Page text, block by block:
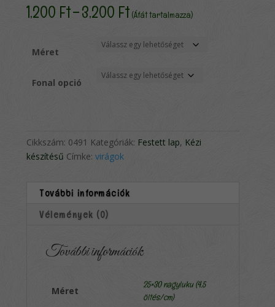
1,200 Ft–3,200 FtÁrtartomány:
1,200 Ft
-
3,200 Ft
(Áfát tartalmazza)
Méret
Fonal opció
Cikkszám: 0491 Kategóriák: Festett lap, Kézi
készítésű Címke:virágok
További információk
Vélemények (0)
További információk
Méret
25×30 nagyluku (4,5
öltés/cm)